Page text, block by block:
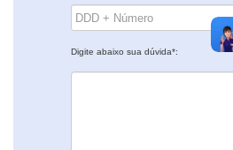
Digite abaixo sua dúvida*: